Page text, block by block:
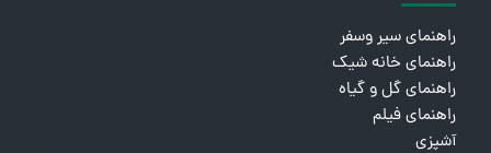
راهنمای سیر وسفر
راهنمای خانه شیک
راهنمای گل و گیاه
راهنمای فیلم
آشپزی